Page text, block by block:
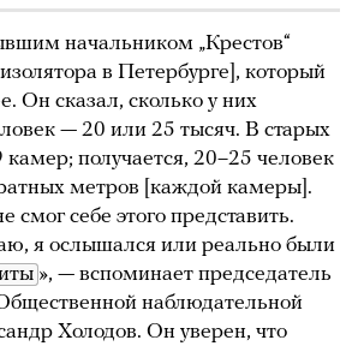
начальником „Крестов“
в Петербурге], который
Он сказал, сколько у них
— 20 или 25 тысяч. В старых
камер; получается, 20–25 человек
метров [каждой камеры].
смог себе этого представить.
я ослышался или реально были
», — вспоминает председатель
наблюдательной
Холодов. Он уверен, что